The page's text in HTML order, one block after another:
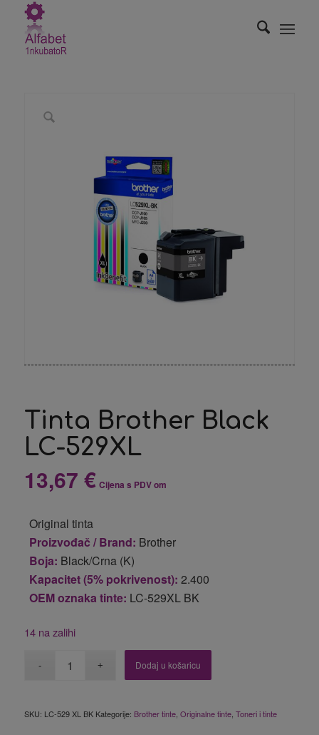
Tinta Brother Black
LC-529XL
13,67 € Cijena s PDV om
Original tinta
Proizvođač / Brand: Brother
Boja: Black/Crna (K)
Kapacitet (5% pokrivenost): 2.400
OEM oznaka tinte: LC-529XL BK
14 na zalihi
Dodaj u košaricu
SKU: LC-529 XL BK Kategorije: Brother tinte, Originalne tinte, Toneri i tinte